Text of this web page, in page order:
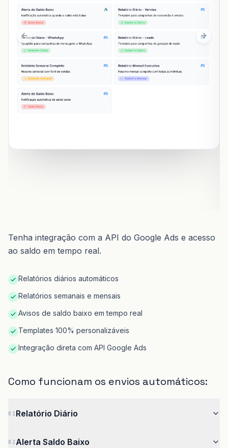
Previous slide Next
Tenha integração com a API do Google Ads e acesso
ao saldo em tempo real.
Relatórios diários automáticos
Relatórios semanais e mensais
Avisos de saldo baixo em tempo real
Templates 100% personalizáveis
Integração direta com API Google Ads
Como funcionam os envios automáticos:
01 Relatório Diário
02Alerta Saldo Baixo